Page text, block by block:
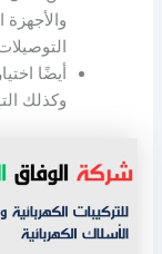
والأجهزة
أيضًا
وكذلك